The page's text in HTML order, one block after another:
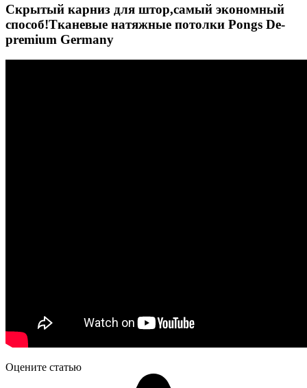
Скрытый карниз для штор,самый экономный
способ!Тканевые натяжные потолки Pongs De-
premium Germany
Оцените статью